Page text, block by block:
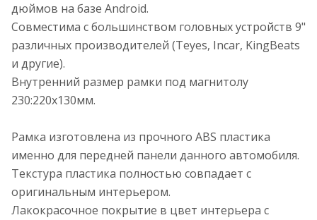
дюймов на базе Android.
Совместима с большинством головных устройств 9"
различных производителей (Teyes, Incar, KingBeats
и другие).
Внутренний размер рамки под магнитолу
230:220x130мм.
Рамка изготовлена из прочного ABS пластика
именно для передней панели данного автомобиля.
Текстура пластика полностью совпадает с
оригинальным интерьером.
Лакокрасочное покрытие в цвет интерьера c